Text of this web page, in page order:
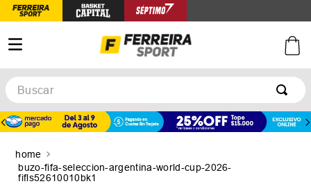
Buscar
buzo-fifa-seleccion-argentina-world-cup-2026-
fifls52610010bk1
TÉRMINOS MÁS BUSCADOS
2.
zapatillas